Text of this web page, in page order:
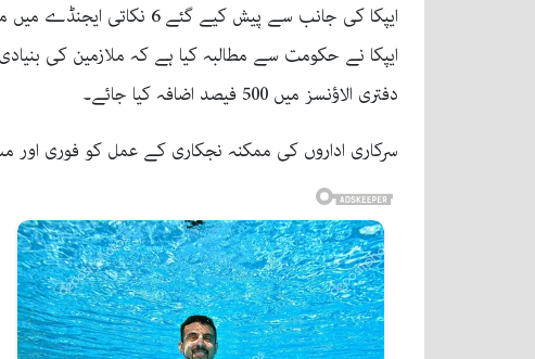
ایپکا کی جانب سے پیش کیے گئے 6 نکاتی ایجنڈے میں ملازمین کی مراعات کے حوالے سے انتہائی بھاری مطالبات شامل کیے گئے ہیں:
دفتری الاؤنسز میں 500 فیصد اضافہ کیا جائے۔
سرکاری اداروں کی ممکنہ نجکاری کے عمل کو فوری اور